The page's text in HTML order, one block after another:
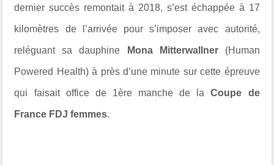
dernier succès remontait à 2018, s’est échappée à 17
kilomètres de l’arrivée pour s’imposer avec autorité,
reléguant sa dauphine Mona Mitterwallner(Human
Powered Health) à près d’une minute sur cette épreuve
qui faisait office de 1ère manche de laCoupe de
France FDJ femmes.